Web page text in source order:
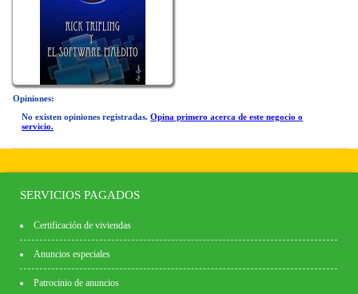
Opiniones:
No existen opiniones registradas. Opina primero acerca de este negocio o
servicio.
SERVICIOS PAGADOS
Certificación de viviendas
Anuncios especiales
Patrocinio de anuncios